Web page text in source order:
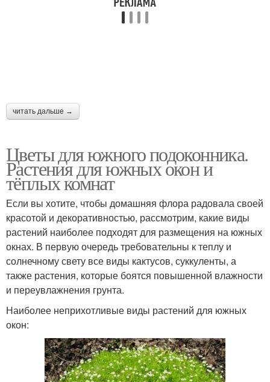
читать дальше →
Цветы для южного подоконника.
Растения для южных окон и
тёплых комнат
Если вы хотите, чтобы домашняя флора радовала своей
красотой и декоративностью, рассмотрим, какие виды
растений наиболее подходят для размещения на южных
окнах. В первую очередь требовательны к теплу и
солнечному свету все виды кактусов, суккуленты, а
также растения, которые боятся повышенной влажности
и переувлажнения грунта.
Наиболее неприхотливые виды растений для южных
окон: